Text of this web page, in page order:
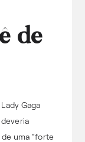
de
Gaga
uma “forte